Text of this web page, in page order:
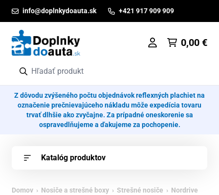
info@doplnkydoauta.sk +421 917 909 909
0,00 €
Z dôvodu zvýšeného počtu objednávok reflexných plachiet na
označenie prečnievajúceho nákladu môže expedícia tovaru
trvať dlhšie ako zvyčajne. Za prípadné oneskorenie sa
ospravedlňujeme a ďakujeme za pochopenie.
Katalóg produktov
Domov › Nosiče a strešné boxy › Strešné nosiče › Nordrive